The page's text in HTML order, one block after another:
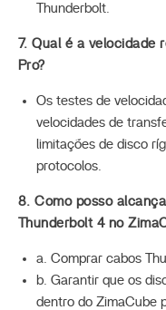
Thunderbolt.
7. Qual é a velocidade
Pro?
Os testes de
velocidades de
limitações de disco
protocolos.
8. Como posso
Thunderbolt 4 no
a. Comprar cabos
b. Garantir que os
dentro do ZimaCube